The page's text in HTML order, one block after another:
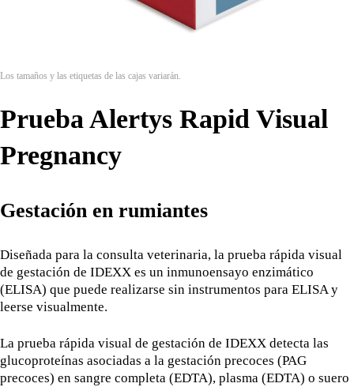
Los tamaños y las etiquetas de las cajas variarán.
Prueba Alertys Rapid Visual
Pregnancy
Gestación en rumiantes
Diseñada para la consulta veterinaria, la prueba rápida visual
de gestación de IDEXX es un inmunoensayo enzimático
(ELISA) que puede realizarse sin instrumentos para ELISA y
leerse visualmente.
La prueba rápida visual de gestación de IDEXX detecta las
glucoproteínas asociadas a la gestación precoces (PAG
precoces) en sangre completa (EDTA), plasma (EDTA) o suero